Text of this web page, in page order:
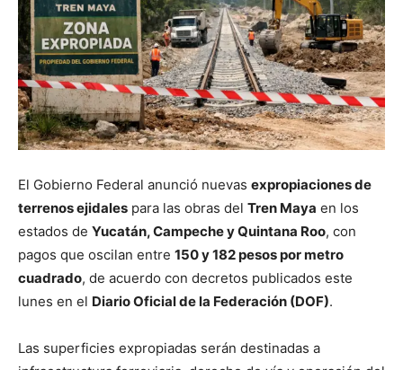
El Gobierno Federal anunció nuevas expropiaciones de
terrenos ejidales para las obras del Tren Maya en los
estados de Yucatán, Campeche y Quintana Roo, con
pagos que oscilan entre 150 y 182 pesos por metro
cuadrado, de acuerdo con decretos publicados este
lunes en el Diario Oficial de la Federación (DOF).
Las superficies expropiadas serán destinadas a